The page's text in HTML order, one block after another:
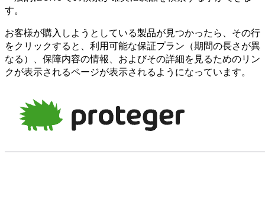
す。
お客様が購入しようとしている製品が見つかったら、その行
をクリックすると、利用可能な保証プラン（期間の長さが異
なる）、保障内容の情報、およびその詳細を見るためのリン
クが表示されるページが表示されるようになっています。